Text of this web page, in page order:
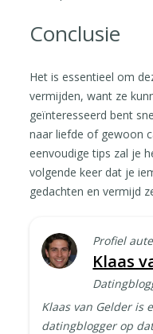
Conclusie
Het is essentieel om
vermijden, want ze
geïnteresseerd bent
naar liefde of gewoon
eenvoudige tips zal je
volgende keer dat je
gedachten en vermijd
Profiel
Klaas
Klaas van Gelder is
datingblogger op